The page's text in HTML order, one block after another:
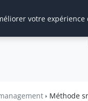
Accueil
Méthode
votre